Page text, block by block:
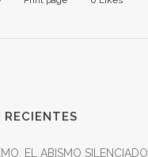
RECIENTES
EL ABISMO SILENCIADO